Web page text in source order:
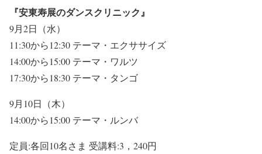
『安東寿展のダンスクリニック』
9月2日（水）
11:30から12:30 テーマ・エクササイズ
14:00から15:00 テーマ・ワルツ
17:30から18:30 テーマ・タンゴ
9月10日（木）
14:00から15:00 テーマ・ルンバ
定員:各回10名さま 受講料:3，240円